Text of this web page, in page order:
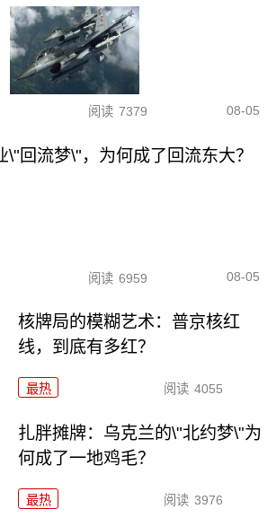
阅读 7379 08-05
\"回流梦\"，为何成了回流东大？
阅读 6959 08-05
核牌局的模糊艺术：普京核红
线，到底有多红？
最热 阅读 4055
扎胖摊牌：乌克兰的\"北约梦\"为
何成了一地鸡毛？
最热 阅读 3976